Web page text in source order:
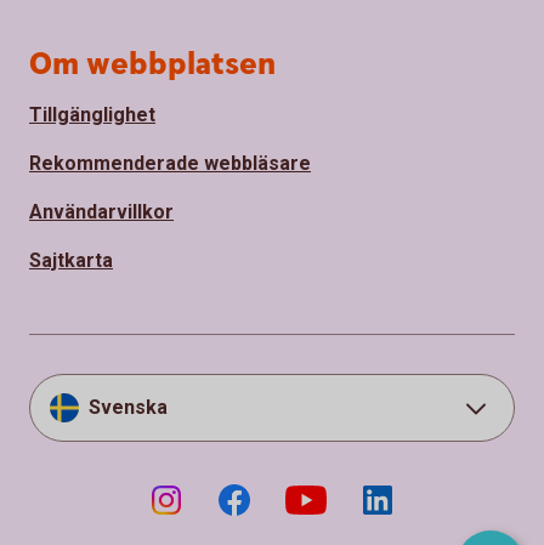
Om webbplatsen
Tillgänglighet
Rekommenderade webbläsare
Användarvillkor
Sajtkarta
Svenska